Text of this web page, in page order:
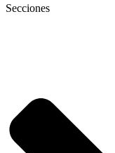
Secciones